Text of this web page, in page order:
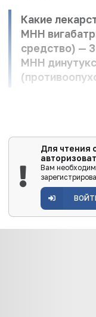
Какие
МНН
средство) —
МНН
Для чтения
Вам